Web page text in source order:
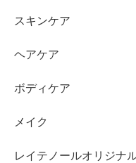
スキンケア
ヘアケア
ボディケア
メイク
レイテノールオリジナ